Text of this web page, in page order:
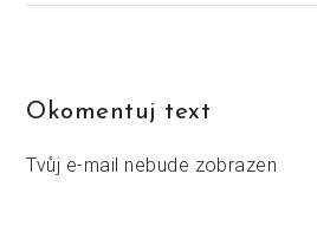
Okomentuj text
Tvůj e-mail nebude zobrazen